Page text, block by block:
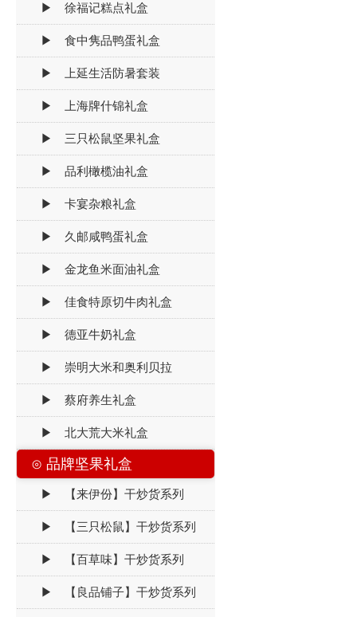
▶ 徐福记糕点礼盒
▶ 食中隽品鸭蛋礼盒
▶ 上延生活防暑套装
▶ 上海牌什锦礼盒
▶ 三只松鼠坚果礼盒
▶ 品利橄榄油礼盒
▶ 卡宴杂粮礼盒
▶ 久邮咸鸭蛋礼盒
▶ 金龙鱼米面油礼盒
▶ 佳食特原切牛肉礼盒
▶ 德亚牛奶礼盒
▶ 崇明大米和奥利贝拉
▶ 蔡府养生礼盒
▶ 北大荒大米礼盒
⊙ 品牌坚果礼盒
▶ 【来伊份】干炒货系列
▶ 【三只松鼠】干炒货系列
▶ 【百草味】干炒货系列
▶ 【良品铺子】干炒货系列